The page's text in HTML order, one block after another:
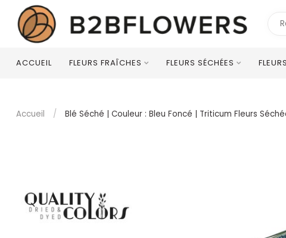
ACCUEIL FLEURS FRAÎCHES FLEURS SÉCHÉES
Accueil / Blé Séché | Couleur : Bleu Foncé | Triticum Fleurs